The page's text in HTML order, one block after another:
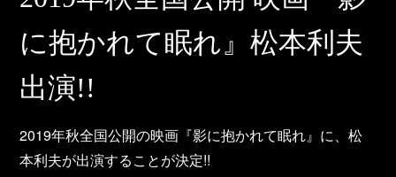
に抱かれて眠れ』松本利夫
出演!!
2019年秋全国公開の映画『影に抱かれて眠れ』に、松
本利夫が出演することが決定!!